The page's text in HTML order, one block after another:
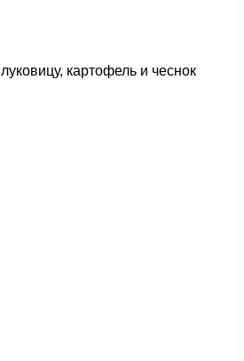
картофель и чеснок